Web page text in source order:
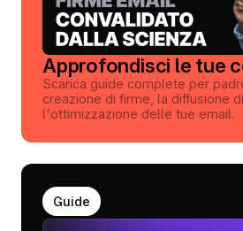
Approfondisci le tue
Scarica guide complete per
creazione di firme, la diffusione
l'ottimizzazione delle tue email.
Guide